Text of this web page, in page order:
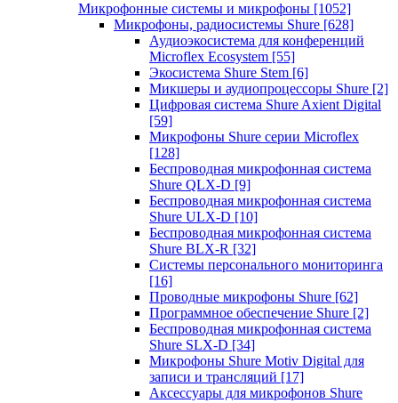
Микрофонные системы и микрофоны [1052]
Микрофоны, радиосистемы Shure [628]
Аудиоэкосистема для конференций
Microflex Ecosystem [55]
Экосистема Shure Stem [6]
Микшеры и аудиопроцессоры Shure [2]
Цифровая система Shure Axient Digital
[59]
Микрофоны Shure серии Microflex
[128]
Беспроводная микрофонная система
Shure QLX-D [9]
Беспроводная микрофонная система
Shure ULX-D [10]
Беспроводная микрофонная система
Shure BLX-R [32]
Системы персонального мониторинга
[16]
Проводные микрофоны Shure [62]
Программное обеспечение Shure [2]
Беспроводная микрофонная система
Shure SLX-D [34]
Микрофоны Shure Motiv Digital для
записи и трансляций [17]
Аксессуары для микрофонов Shure